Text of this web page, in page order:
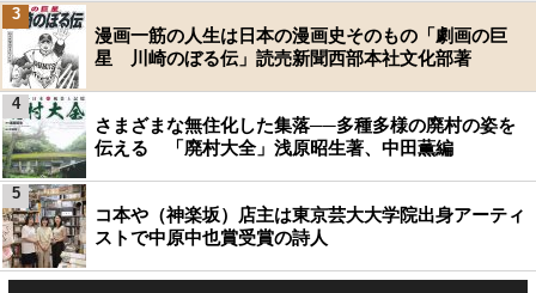
漫画一筋の人生は日本の漫画史そのもの「劇画の巨
星 川崎のぼる伝」読売新聞西部本社文化部著
3
さまざまな無住化した集落──多種多様の廃村の姿を
伝える 「廃村大全」浅原昭生著、中田薫編
4
コ本や（神楽坂）店主は東京芸大大学院出身アーティ
ストで中原中也賞受賞の詩人
5